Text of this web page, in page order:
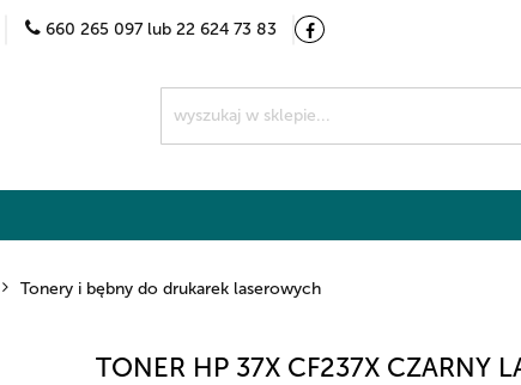
660 265 097 lub 22 624 73 83
Kategorie
Tonery i bębny do drukarek laserowych
TONER HP 37X CF237X CZARNY